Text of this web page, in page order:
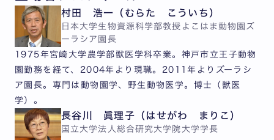
村田 浩一（むらた こういち）
日本大学生物資源科学部教授よこはま動物園ズ
ーラシア園長
1975年宮崎大学農学部獣医学科卒業。神戸市立王子動物
園勤務を経て、2004年より現職。2011年よりズーラシ
ア園長。専門は動物園学、野生動物医学。博士（獣医
学）。
長谷川 眞理子（はせがわ まりこ）
国立大学法人総合研究大学院大学学長